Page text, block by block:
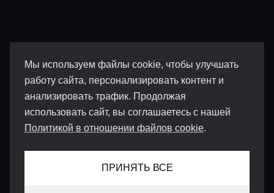
Мы используем файлы cookie, чтобы улучшать
работу сайта, персонализировать контент и
анализировать трафик. Продолжая
использовать сайт, вы соглашаетесь с нашей
Политикой в отношении файлов cookie.
ПРИНЯТЬ ВСЕ